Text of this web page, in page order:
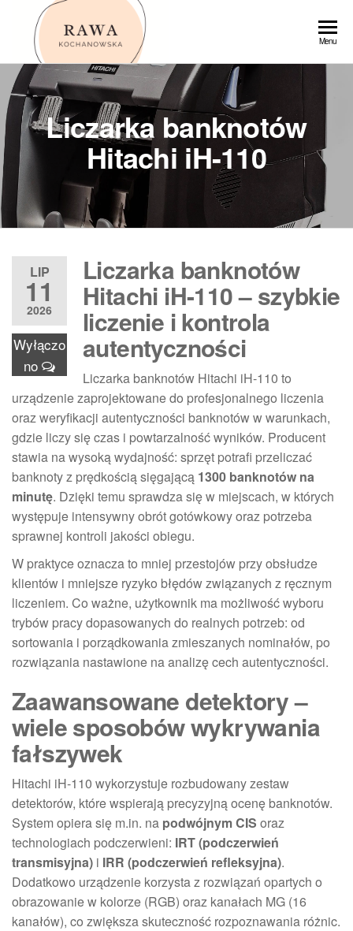
Przejdź
Menu
Liczarka banknotów
Hitachi iH-110
LIP
11
2026
Wyłączo
no
Liczarka banknotów
Hitachi iH-110 – szybkie
liczenie i kontrola
autentyczności
Liczarka banknotów Hitachi iH-110 to
urządzenie zaprojektowane do profesjonalnego liczenia
oraz weryfikacji autentyczności banknotów w warunkach,
gdzie liczy się czas i powtarzalność wyników. Producent
stawia na wysoką wydajność: sprzęt potrafi przeliczać
banknoty z prędkością sięgającą 1300 banknotów na
minutę. Dzięki temu sprawdza się w miejscach, w których
występuje intensywny obrót gotówkowy oraz potrzeba
sprawnej kontroli jakości obiegu.
W praktyce oznacza to mniej przestojów przy obsłudze
klientów i mniejsze ryzyko błędów związanych z ręcznym
liczeniem. Co ważne, użytkownik ma możliwość wyboru
trybów pracy dopasowanych do realnych potrzeb: od
sortowania i porządkowania zmieszanych nominałów, po
rozwiązania nastawione na analizę cech autentyczności.
Zaawansowane detektory –
wiele sposobów wykrywania
fałszywek
Hitachi iH-110 wykorzystuje rozbudowany zestaw
detektorów, które wspierają precyzyjną ocenę banknotów.
System opiera się m.in. na podwójnym CIS oraz
technologiach podczerwieni: IRT (podczerwień
transmisyjna) i IRR (podczerwień refleksyjna).
Dodatkowo urządzenie korzysta z rozwiązań opartych o
obrazowanie w kolorze (RGB) oraz kanałach MG (16
kanałów), co zwiększa skuteczność rozpoznawania różnic.